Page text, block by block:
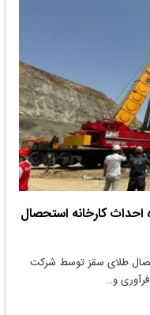
کارخانه استحصال
طلای سقز توسط شرکت
و…